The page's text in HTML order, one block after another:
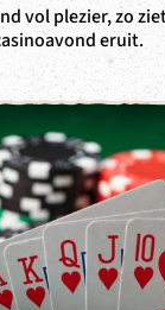
vol plezier, zo
eruit.